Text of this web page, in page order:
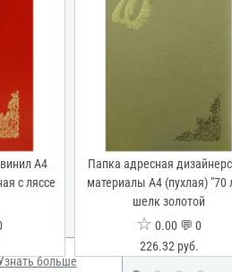
А4
с ляссе
Папка адресная
материалы А4 (пухлая) "70
шелк золотой
☆ 0.00 💬 0
226.32 руб.
больше